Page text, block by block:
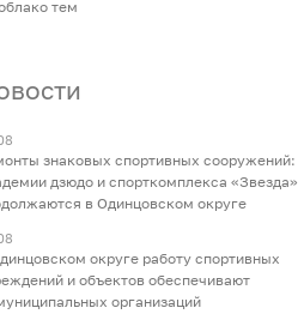
тем
знаковых спортивных сооружений:
дзюдо и спорткомплекса «Звезда»
в Одинцовском округе
округе работу спортивных
и объектов обеспечивают
организаций